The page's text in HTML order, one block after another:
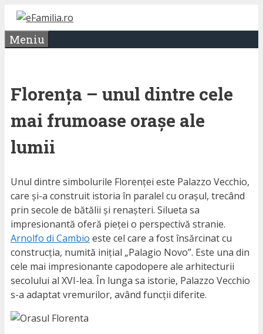
Sari
conținut
Meniu
Florența – unul dintre cele
mai frumoase orașe ale
lumii
Unul dintre simbolurile Florenței este Palazzo Vecchio,
care și-a construit istoria în paralel cu orașul, trecând
prin secole de bătălii și renașteri. Silueta sa
impresionantă oferă pieței o perspectivă stranie.
Arnolfo di Cambio este cel care a fost însărcinat cu
construcția, numită inițial „Palagio Novo”. Este una din
cele mai impresionante capodopere ale arhitecturii
secolului al XVI-lea. În lunga sa istorie, Palazzo Vecchio
s-a adaptat vremurilor, având funcții diferite.